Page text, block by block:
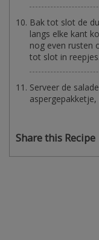
Bak tot slot de
langs elke kant
nog even rusten
tot slot in reepjes.
Serveer de
Share this Recipe